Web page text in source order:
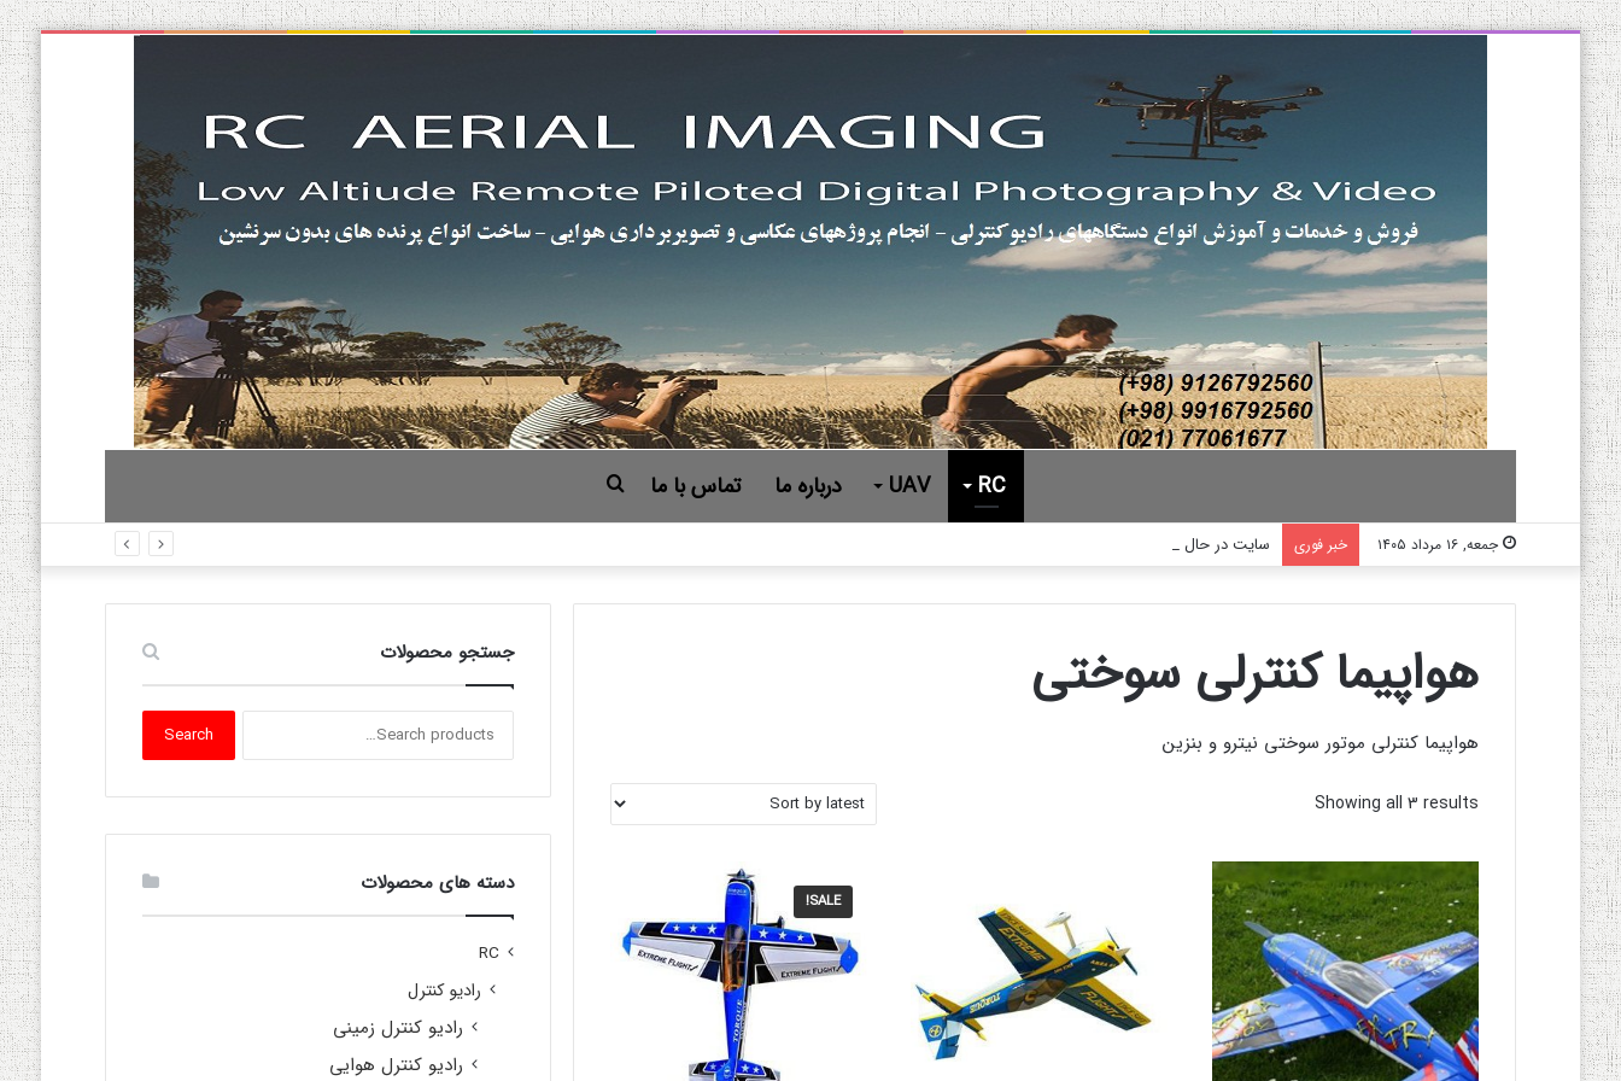
RC
UAV درباره ما تماس با ما جستجو
جمعه, ۱۶ مرداد ۱۴۰۵ خبر فوری سایت در حال به روز رسانی می‌باشد، برای استعلام موجودی کالا و قیمت لطفا تماس بگیرید
هواپیما کنترلی سوختی
هواپیما کنترلی موتور سوختی نیترو و بنزین
Showing all 3 results
SALE!
جستجو محصولات
Search
دسته های محصولات
RC
رادیو کنترل
رادیو کنترل زمینی
رادیو کنترل هوایی